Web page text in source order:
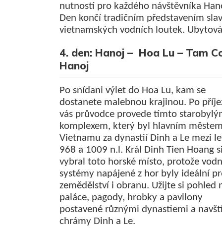
nutností pro každého návštěvníka
Den končí tradičním představením
vietnamských vodních loutek.
4. den: Hanoj – Hoa Lu – Tam
Hanoj
Po snídani výlet do Hoa Lu, kam se
dostanete malebnou krajinou. Po
vás průvodce provede tímto
komplexem, který byl hlavním
Vietnamu za dynastií Dinh a Le mezi
968 a 1009 n.l. Král Dinh Tien Hoang
vybral toto horské místo, protože
systémy napájené z hor byly ideální
zemědělství i obranu. Užijte si pohled
paláce, pagody, hrobky a pavilony
postavené různými dynastiemi a
chrámy Dinh a Le.